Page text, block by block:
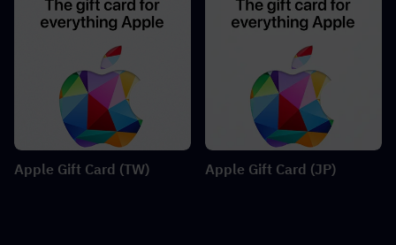
Apple Gift Card (TW) Apple Gift Card (JP)